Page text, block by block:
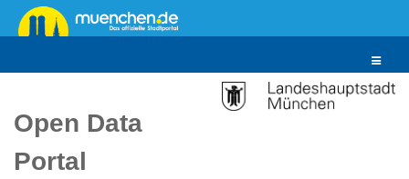
Überspringen
zum
Toggle
Open Data
Portal